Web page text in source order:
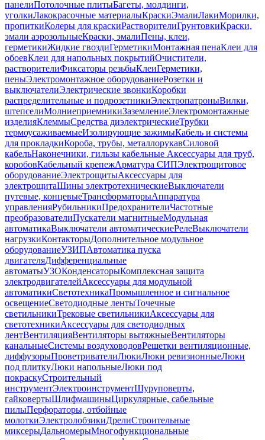
панелиПотолочные плитыБагеты, молдинги,
уголкиЛакокрасочные материалыКраскиЭмалиЛакиМорилки,
пропиткиКолеры для краскиРастворителиГрунтовкиКраски,
эмали аэрозольныеКраски, эмалиПены, клеи,
герметикиЖидкие гвоздиГерметикиМонтажная пенаКлеи для
обоевКлеи для напольных покрытийОчистители,
растворителиФиксаторы резьбыКлеиГерметики,
пеныЭлектромонтажное оборудованиеРозетки и
выключателиЭлектрические звонкиКоробки
распределительные и подрозетникиЭлектропатроныВилки,
штепселиМолниеприемникиЗаземлениеЭлектромонтажные
изделияКлеммыСредства диэлектрическиеТрубки
термоусаживаемыеИзолирующие зажимыКабель и системы
для прокладкиКороба, трубы, металлорукавСиловой
кабельНаконечники, гильзы кабельные Аксессуары для труб,
коробовКабельный крепежАрматура СИПЭлектрощитовое
оборудованиеЭлектрощитыАксессуары для
электрощитаШины электротехническиеВыключатели
путевые, концевыеТрансформаторыАппаратура
управленияРубильникиПредохранителиЧастотные
преобразователиПускатели магнитныеМодульная
автоматикаВыключатели автоматическиеРелеВыключатели
нагрузкиКонтакторыДополнительное модульное
оборудованиеУЗИПАвтоматика пуска
двигателяДифференциальные
автоматыУЗОКонденсаторыКомплексная защита
электродвигателейАксессуары для модульной
автоматикиСветотехникаПромышленное и сигнальное
освещениеСветодиодные лентыТочечные
светильникиТрековые светильникиАксессуары для
светотехникиАксессуары для светодиодных
лентВентиляцияВентиляторы вытяжныеВентиляторы
канальныеСистемы воздуховодовРешетки вентиляционные,
диффузорыПроветривателиЛюкиЛюки ревизионныеЛюки
под плиткуЛюки напольныеЛюки под
покраскуСтроительный
инструментЭлектроинструментШуруповерты,
гайковертыШлифмашиныЦиркулярные, сабельные
пилыПерфораторы, отбойные
молоткиЭлектролобзикиДрелиСтроительные
миксерыДальномерыМногофункциональные